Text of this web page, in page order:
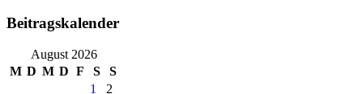
Beitragskalender
August 2026
M D M D F S
S
1
2